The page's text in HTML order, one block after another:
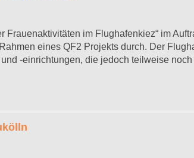
Frauenaktivitäten im Flughafenkiez“ im
eines QF2 Projekts durch. Der
-einrichtungen, die jedoch teilweise